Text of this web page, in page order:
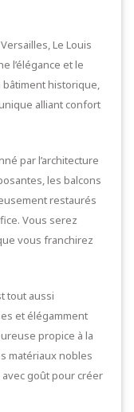
Le Louis
l’élégance et le
historique,
alliant confort
par l’architecture
les balcons
restaurés
Vous serez
vous franchirez
tout aussi
et élégamment
propice à la
matériaux nobles
goût pour créer